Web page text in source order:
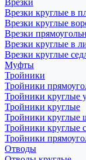
Врезки
Врезки круглые в
Врезки круглые
Врезки
Врезки круглые в
Врезки круглые
Муфты
Тройники
Тройники
Тройники круглые
Тройники круглые
Тройники круглые
Тройники круглые
Тройники
Отводы